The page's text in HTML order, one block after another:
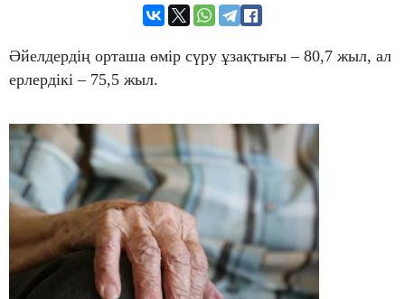
Әйелдердің орташа өмір сүру ұзақтығы – 80,7 жыл, ал
ерлердікі – 75,5 жыл.